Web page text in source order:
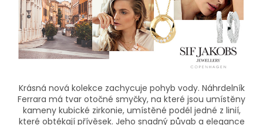
Krásná nová kolekce zachycuje pohyb vody. Náhrdelník
Ferrara má tvar otočné smyčky, na které jsou umístěny
kameny kubické zirkonie, umístěné podél jedné z linií,
které obtékají přívěsek. Jeho snadný půvab a elegance